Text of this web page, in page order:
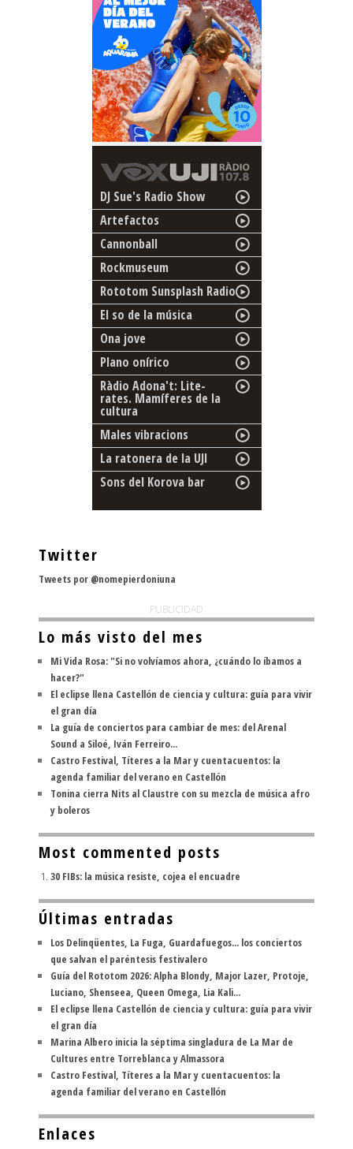
DJ Sue's Radio Show
Artefactos
Cannonball
Rockmuseum
Rototom Sunsplash Radio
El so de la música
Ona jove
Plano onírico
Ràdio Adona't: Lite-
rates. Mamíferes de la
cultura
Males vibracions
La ratonera de la UJI
Sons del Korova bar
Twitter
Tweets por @nomepierdoniuna
PUBLICIDAD
Lo más visto del mes
Mi Vida Rosa: "Si no volvíamos ahora, ¿cuándo lo íbamos a
hacer?"
El eclipse llena Castellón de ciencia y cultura: guía para vivir
el gran día
La guía de conciertos para cambiar de mes: del Arenal
Sound a Siloé, Iván Ferreiro...
Castro Festival, Títeres a la Mar y cuentacuentos: la
agenda familiar del verano en Castellón
Tonina cierra Nits al Claustre con su mezcla de música afro
y boleros
Most commented posts
30 FIBs: la música resiste, cojea el encuadre
Últimas entradas
Los Delinqüentes, La Fuga, Guardafuegos... los conciertos
que salvan el paréntesis festivalero
Guía del Rototom 2026: Alpha Blondy, Major Lazer, Protoje,
Luciano, Shenseea, Queen Omega, Lia Kali...
El eclipse llena Castellón de ciencia y cultura: guía para vivir
el gran día
Marina Albero inicia la séptima singladura de La Mar de
Cultures entre Torreblanca y Almassora
Castro Festival, Títeres a la Mar y cuentacuentos: la
agenda familiar del verano en Castellón
Enlaces